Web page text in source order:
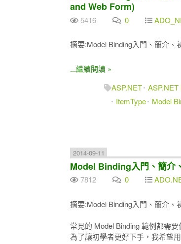
and Web Form)
5416 0
摘要:Model Binding入門、簡介、
...繼續閱讀 »
ASP.NET ASP.NET
ItemType
Model
2014-09-11
Model Binding入門、簡介
7812 0
摘要:Model Binding入門、簡介、
常見的 Model Binding 範例都需
為了讓初學者更好下手，我希望